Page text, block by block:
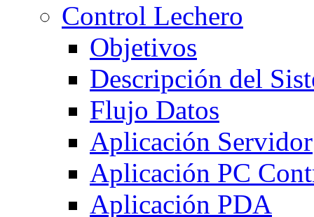
Control Lechero
Objetivos
Descripción del
Flujo Datos
Aplicación Servidor
Aplicación PC
Aplicación PDA